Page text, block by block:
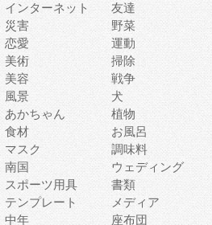
インターネット 友達
災害 野菜
恋愛 運動
美術 掃除
美容 戦争
風景 犬
あかちゃん 植物
食材 お風呂
マスク 調味料
南国 ウェディング
スポーツ用具 書類
テンプレート メディア
中年 座布団